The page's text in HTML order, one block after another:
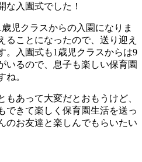
な入園式でした！
児クラスからの入園になりま
ることになったので、送り迎え
。入園式も1歳児クラスからは9
いるので、息子も楽しい保育園
ね。
あって大変だとおもうけど、
できて楽しく保育園生活を送っ
のお友達と楽しんでもらいたい